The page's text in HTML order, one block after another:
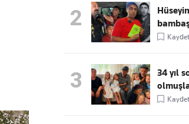
2
Kaydet
3
34 yıl
Kaydet